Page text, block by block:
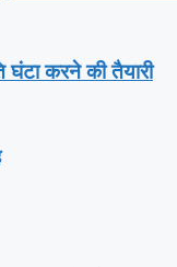
घंटा करने की तैयारी